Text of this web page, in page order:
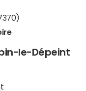
le-Dépeint